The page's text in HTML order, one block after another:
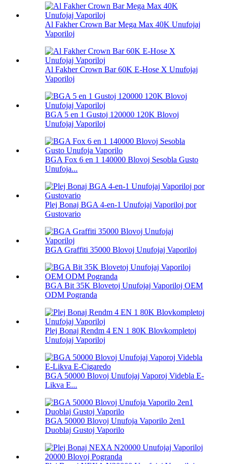
Al Fakher Crown Bar Mega Max 40K Unufojaj
Vaporiloj
Al Fakher Crown Bar 60K E-Hose X Unufojaj
Vaporiloj
BGA 5 en 1 Gustoj 120000 120K Blovoj
Unufojaj Vaporiloj
BGA Fox 6 en 1 140000 Blovoj Sesobla Gusto
Unufoja...
Plej Bonaj BGA 4-en-1 Unufojaj Vaporiloj por
Gustovario
BGA Graffiti 35000 Blovoj Unufojaj Vaporiloj
BGA Bit 35K Blovetoj Unufojaj Vaporiloj OEM
ODM Pogranda
Plej Bonaj Rendm 4 EN 1 80K Blovkompletoj
Unufojaj Vaporiloj
BGA 50000 Blovoj Unufojaj Vaporoj Videbla E-
Likva E...
BGA 50000 Blovoj Unufoja Vaporilo 2en1
Duoblaj Gustoj Vaporilo